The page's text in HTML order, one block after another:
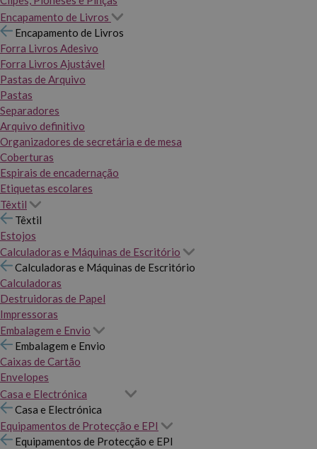
Encapamento de Livros
Encapamento de Livros
Forra Livros Adesivo
Forra Livros Ajustável
Pastas de Arquivo
Pastas
Separadores
Arquivo definitivo
Organizadores de secretária e de mesa
Coberturas
Espirais de encadernação
Etiquetas escolares
Têxtil
Têxtil
Estojos
Calculadoras e Máquinas de Escritório
Calculadoras e Máquinas de Escritório
Calculadoras
Destruidoras de Papel
Impressoras
Embalagem e Envio
Embalagem e Envio
Caixas de Cartão
Envelopes
Casa e Electrónica
Casa e Electrónica
Equipamentos de Protecção e EPI
Equipamentos de Protecção e EPI